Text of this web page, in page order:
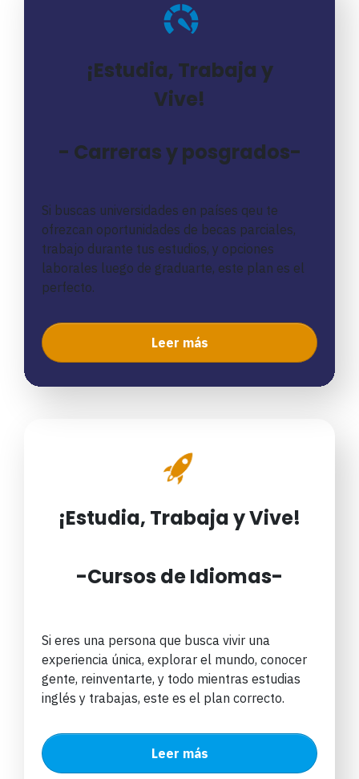
¡Estudia, Trabaja y
Vive!
- Carreras y posgrados-
Si buscas universidades en países qeu te
ofrezcan oportunidades de becas parciales,
trabajo durante tus estudios, y opciones
laborales luego de graduarte, este plan es el
perfecto.
Leer más
¡Estudia, Trabaja y Vive!
-Cursos de Idiomas-
Si eres una persona que busca vivir una
experiencia única, explorar el mundo, conocer
gente, reinventarte, y todo mientras estudias
inglés y trabajas, este es el plan correcto.
Leer más